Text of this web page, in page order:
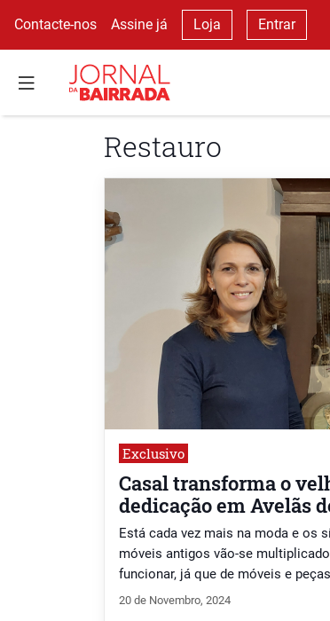
Contacte-nos Assine já Loja Entrar
Restauro
Exclusivo
Casal transforma o
dedicação em Avelãs
Está cada vez mais na moda e os
móveis antigos vão-se
funcionar, já que de móveis e
conseguem fazer verdadeiros
20 de Novembro, 2024